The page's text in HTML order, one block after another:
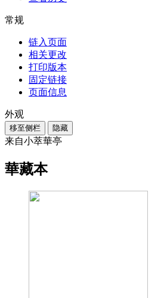
常规
链入页面
相关更改
打印版本
固定链接
页面信息
外观
移至侧栏 隐藏
来自小萃華亭
華藏本